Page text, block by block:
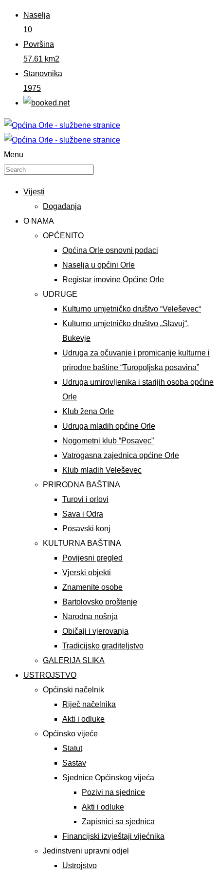
Naselja
10
Površina
57.61 km2
Stanovnika
1975
Menu
Vijesti
Događanja
O NAMA
OPĆENITO
Općina Orle osnovni podaci
Naselja u općini Orle
Registar imovine Općine Orle
UDRUGE
Kulturno umjetničko društvo “Veleševec“
Kulturno umjetničko društvo „Slavuj“,
Bukevje
Udruga za očuvanje i promicanje kulturne i
prirodne baštine “Turopoljska posavina”
Udruga umirovljenika i starijih osoba općine
Orle
Klub žena Orle
Udruga mladih općine Orle
Nogometni klub “Posavec”
Vatrogasna zajednica općine Orle
Klub mladih Veleševec
PRIRODNA BAŠTINA
Turovi i orlovi
Sava i Odra
Posavski konj
KULTURNA BAŠTINA
Povijesni pregled
Vjerski objekti
Znamenite osobe
Bartolovsko proštenje
Narodna nošnja
Običaji i vjerovanja
Tradicijsko graditeljstvo
GALERIJA SLIKA
USTROJSTVO
Općinski načelnik
Riječ načelnika
Akti i odluke
Općinsko vijeće
Statut
Sastav
Sjednice Općinskog vijeća
Pozivi na sjednice
Akti i odluke
Zapisnici sa sjednica
Financijski izvještaji vijećnika
Jedinstveni upravni odjel
Ustrojstvo